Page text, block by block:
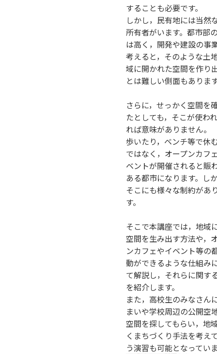
することも必要です。
しかし，民有地には当然
所有者がいます。都市部
は高く，開発や建設の事
考えると，そのような土
域に開かれた空間を作り
とは難しい側面もありま
さらに，せっかく空間を
たとしても，そこが使わ
れば意味がありません。
歩いたり，ベンチ等で休
ではなく，オープンカフ
ベントが開催されると賑
ある都市になります。し
そこにも様々な制約があ
す。
そこで本講座では，地域
空間を生み出す方法や，
ンカフェやイベント等の
動ができるような仕組み
て解説し，それらに関す
を紹介します。
また，高校生のみなさん
まいや学校周辺の公開空
空間を探してもらい，地
くまちづくり手法を考え
う演習も可能となってい